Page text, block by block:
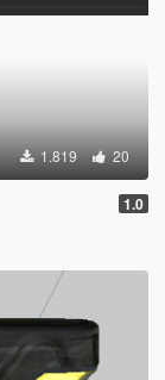
1.819 20
1.0